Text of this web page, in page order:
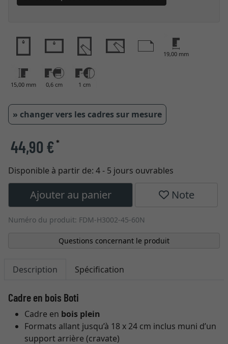
19,00 mm
15,00 mm 0,6 cm 1 cm
» changer vers les cadres sur mesure
44,90 €*
Disponible à partir de: 4 - 5 jours ouvrables
Ajouter au panier Note
Numéro du produit: FDM-H3002-45-60N
Questions concernant le produit
Description Spécification
Cadre en bois Boti
Cadre en bois plein
Formats allant jusqu’à 18 x 24 cm inclus muni d’un
support arrière (cravate)